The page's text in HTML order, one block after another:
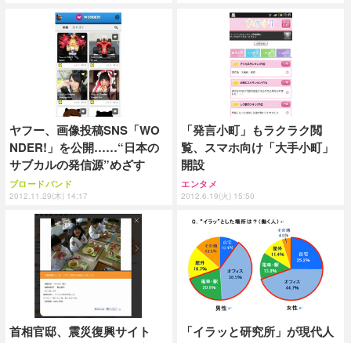
ヤフー、画像投稿SNS「WO
NDER!」を公開……“日本の
サブカルの発信源”めざす
ブロードバンド
2012.11.29(木) 14:17
「発言小町」もラクラク閲
覧、スマホ向け「大手小町」
開設
エンタメ
2012.6.19(火) 15:50
首相官邸、震災復興サイト
「イラッと研究所」が現代人